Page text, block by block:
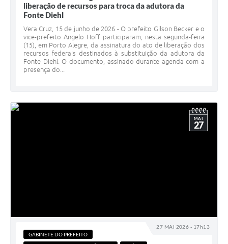
liberação de recursos para troca da adutora da
Fonte Diehl
Vera Cruz, 15 de junho de 2026 - O prefeito Gilson Becker e o
vice-prefeito Angelo Hoff participaram, nesta segunda-feira
(15), em Porto Alegre, da assinatura do ato de liberação dos
recursos federais destinados à substituição da adutora da
Fonte Diehl. O documento, assinado durante agenda com a
presença do...
27 MAI 2026 - 17h13
MAI
27
GABINETE DO PREFEITO